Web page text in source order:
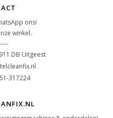
ons!
winkel.
DB Uitgeest
317224